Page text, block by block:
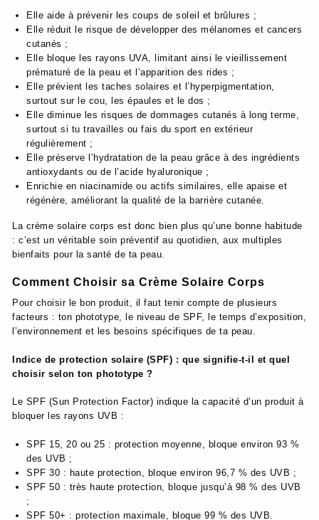
Elle aide à prévenir les coups de soleil et brûlures ;
Elle réduit le risque de développer des mélanomes et cancers
cutanés ;
Elle bloque les rayons UVA, limitant ainsi le vieillissement
prématuré de la peau et l’apparition des rides ;
Elle prévient les taches solaires et l’hyperpigmentation,
surtout sur le cou, les épaules et le dos ;
Elle diminue les risques de dommages cutanés à long terme,
surtout si tu travailles ou fais du sport en extérieur
régulièrement ;
Elle préserve l’hydratation de la peau grâce à des ingrédients
antioxydants ou de l’acide hyaluronique ;
Enrichie en niacinamide ou actifs similaires, elle apaise et
régénère, améliorant la qualité de la barrière cutanée.
La crème solaire corps est donc bien plus qu’une bonne habitude
: c’est un véritable soin préventif au quotidien, aux multiples
bienfaits pour la santé de ta peau.
Comment Choisir sa Crème Solaire Corps
Pour choisir le bon produit, il faut tenir compte de plusieurs
facteurs : ton phototype, le niveau de SPF, le temps d’exposition,
l’environnement et les besoins spécifiques de ta peau.
Indice de protection solaire (SPF) : que signifie-t-il et quel
choisir selon ton phototype ?
Le SPF (Sun Protection Factor) indique la capacité d’un produit à
bloquer les rayons UVB :
SPF 15, 20 ou 25 : protection moyenne, bloque environ 93 %
des UVB ;
SPF 30 : haute protection, bloque environ 96,7 % des UVB ;
SPF 50 : très haute protection, bloque jusqu’à 98 % des UVB
;
SPF 50+ : protection maximale, bloque 99 % des UVB.